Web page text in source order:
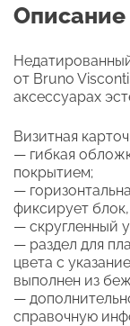
Описание
от Bruno
аксессуарах
Визитная
— гибкая
покрытием;
—
фиксирует
— скругленный
— раздел для
цвета с
выполнен из
—
справочную